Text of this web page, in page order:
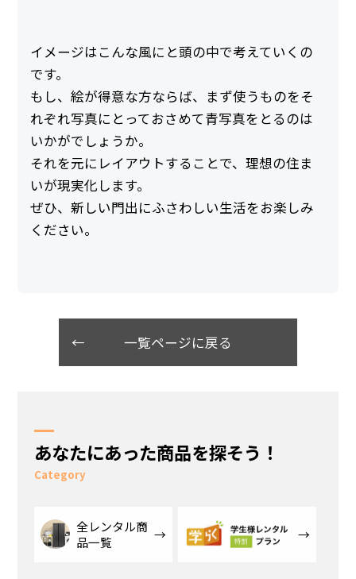
イメージはこんな風にと頭の中で考えていくの
です。
もし、絵が得意な方ならば、まず使うものをそ
れぞれ写真にとっておさめて青写真をとるのは
いかがでしょうか。
それを元にレイアウトすることで、理想の住ま
いが現実化します。
ぜひ、新しい門出にふさわしい生活をお楽しみ
ください。
一覧ページに戻る
あなたにあった商品を探そう！
Category
全レンタル商
品一覧